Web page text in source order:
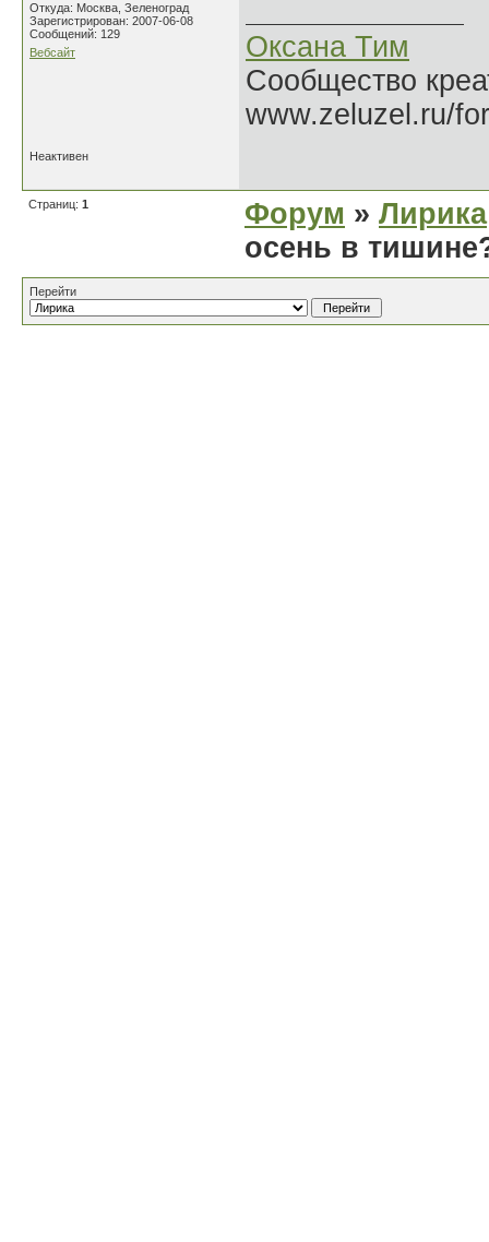
Откуда: Москва, Зеленоград
Зарегистрирован: 2007-06-08
Сообщений: 129
Вебсайт
Оксана Тим
Сообщество
www.zeluzel.ru/
Неактивен
Страниц: 1 Форум » Лирика
осень в
Перейти